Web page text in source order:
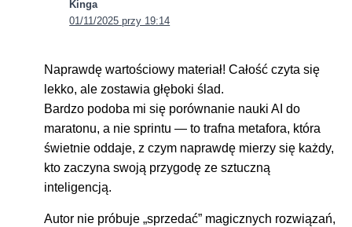
Kinga
01/11/2025 przy 19:14
Naprawdę wartościowy materiał! Całość czyta się
lekko, ale zostawia głęboki ślad.
Bardzo podoba mi się porównanie nauki AI do
maratonu, a nie sprintu — to trafna metafora, która
świetnie oddaje, z czym naprawdę mierzy się każdy,
kto zaczyna swoją przygodę ze sztuczną
inteligencją.
Autor nie próbuje „sprzedać” magicznych rozwiązań,